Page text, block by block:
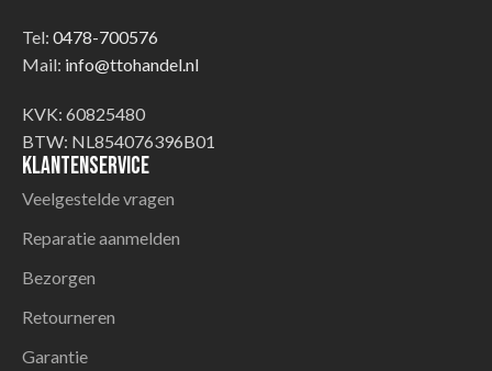
Tel: 0478-700576
Mail: info@ttohandel.nl
KVK: 60825480
BTW: NL854076396B01
Klantenservice
Veelgestelde vragen
Reparatie aanmelden
Bezorgen
Retourneren
Garantie